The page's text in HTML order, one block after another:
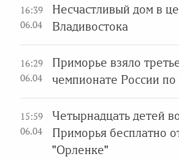
16:39
06.04
Несчастливый дом в
Владивостока
16:29
06.04
Приморье взяло
чемпионате России по
15:59
06.04
Четырнадцать детей
Приморья бесплатно
"Орленке"